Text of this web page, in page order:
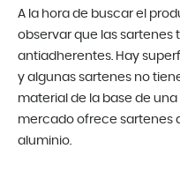
A la hora de buscar el
observar que las
antiadherentes. Hay
y algunas sartenes no
material de la base de
mercado ofrece sartenes
aluminio.